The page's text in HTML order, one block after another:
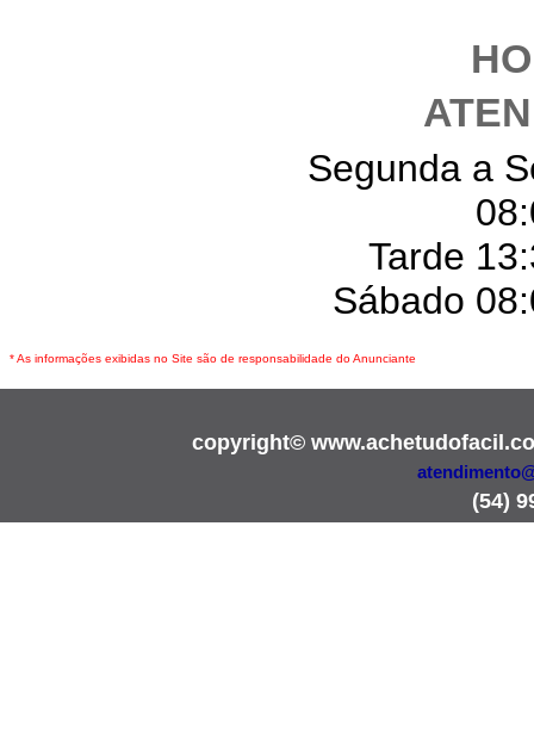
Segunda a
Tarde
Sábado
* As informações exibidas no Site são de responsabilidade do Anunciante
copyright©
(54)